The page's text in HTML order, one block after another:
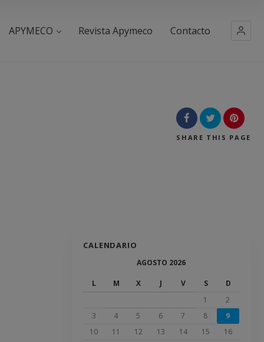
APYMECO Revista Apymeco Contacto
SHARE THIS PAGE
CALENDARIO
AGOSTO 2026
L M X J V S
D
1
2
3
4 5 6 7 8
9
10
11 12 13 14 15
16